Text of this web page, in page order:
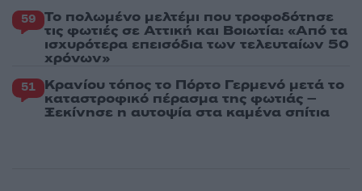
59 Το πολωμένο μελτέμι που τροφοδότησε
τις φωτιές σε Αττική και Βοιωτία: «Από τα
ισχυρότερα επεισόδια των τελευταίων 50
χρόνων»
51 Κρανίου τόπος το Πόρτο Γερμενό μετά το
καταστροφικό πέρασμα της φωτιάς –
Ξεκίνησε η αυτοψία στα καμένα σπίτια